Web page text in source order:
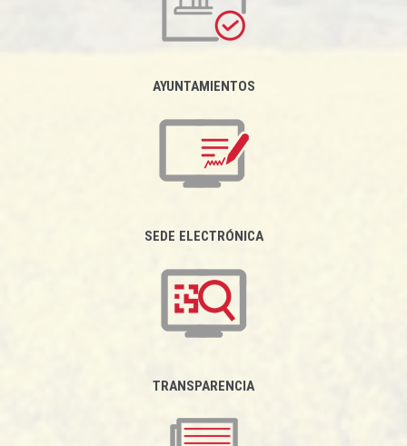
AYUNTAMIENTOS
SEDE ELECTRÓNICA
TRANSPARENCIA